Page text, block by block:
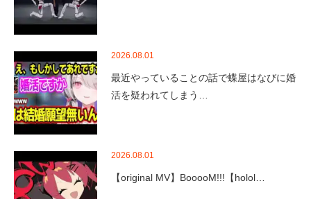
2026.08.01
最近やっていることの話で蝶屋はなびに婚
活を疑われてしまう…
2026.08.01
【original MV】BooooM!!!【holol…